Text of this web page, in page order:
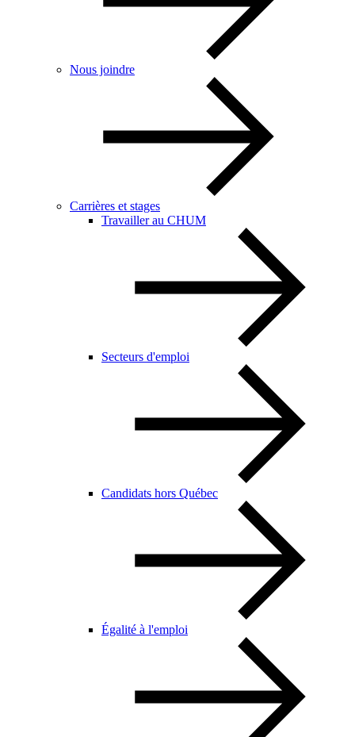
Nous joindre
Carrières et stages
Travailler au CHUM
Secteurs d'emploi
Candidats hors Québec
Égalité à l'emploi